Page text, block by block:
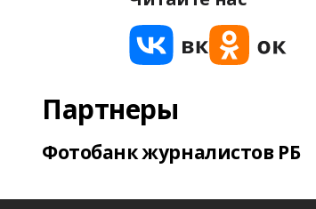
Партнеры
Фотобанк журналистов РБ